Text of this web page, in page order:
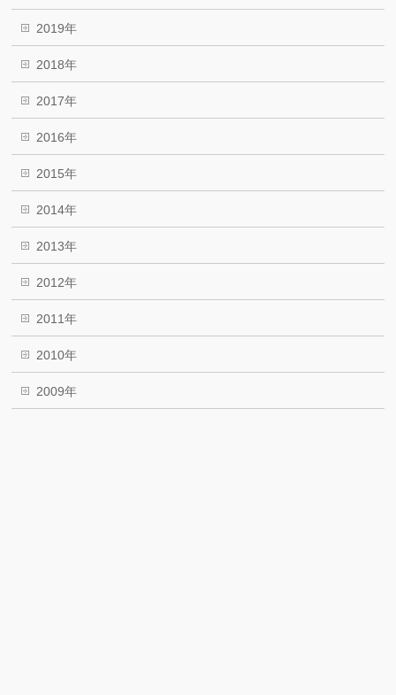
2019年
2018年
2017年
2016年
2015年
2014年
2013年
2012年
2011年
2010年
2009年